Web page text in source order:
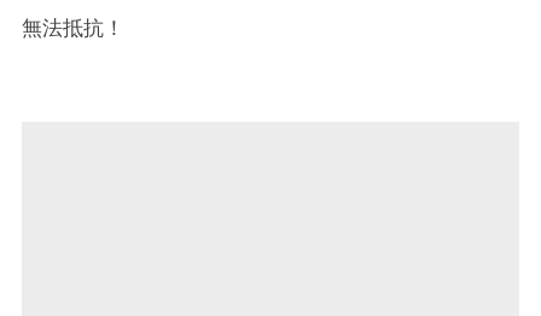
無法抵抗！